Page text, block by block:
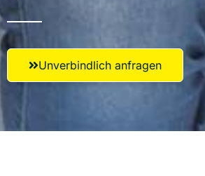
Unverbindlich anfragen